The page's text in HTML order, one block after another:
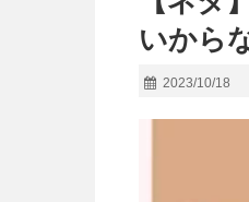
いから
2023/10/18